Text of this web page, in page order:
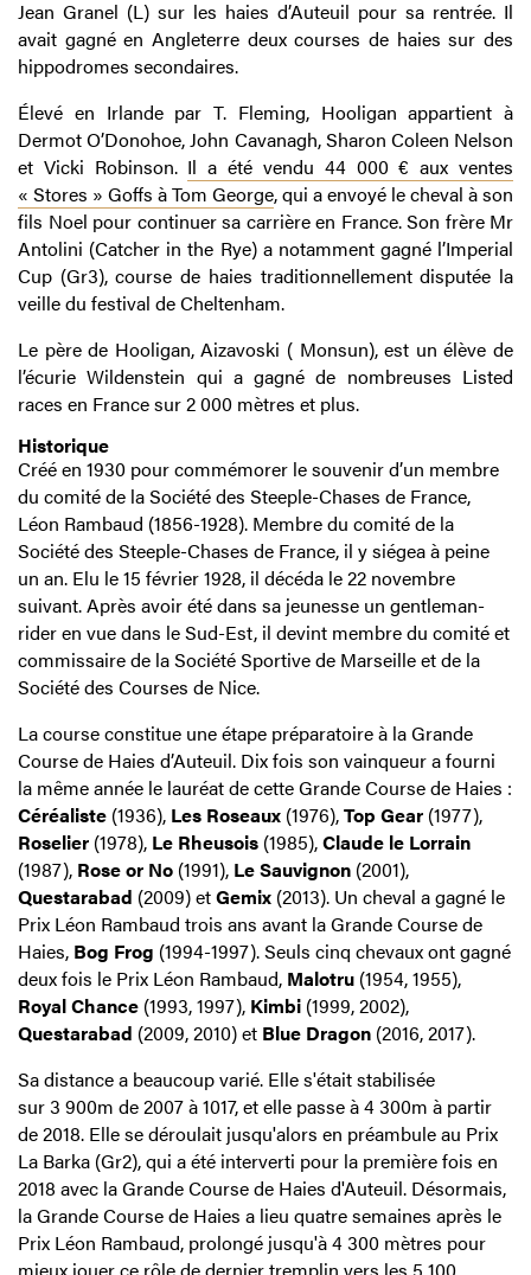
Jean Granel (L) sur les haies d’Auteuil pour sa rentrée. Il
avait gagné en Angleterre deux courses de haies sur des
hippodromes secondaires.
Élevé en Irlande par T. Fleming, Hooligan appartient à
Dermot O’Donohoe, John Cavanagh, Sharon Coleen Nelson
et Vicki Robinson. Il a été vendu 44 000 € aux ventes
« Stores » Goffs à Tom George, qui a envoyé le cheval à son
fils Noel pour continuer sa carrière en France. Son frère Mr
Antolini (Catcher in the Rye) a notamment gagné l’Imperial
Cup (Gr3), course de haies traditionnellement disputée la
veille du festival de Cheltenham.
Le père de Hooligan, Aizavoski ( Monsun), est un élève de
l’écurie Wildenstein qui a gagné de nombreuses Listed
races en France sur 2 000 mètres et plus.
Historique
Créé en 1930 pour commémorer le souvenir d’un membre
du comité de la Société des Steeple-Chases de France,
Léon Rambaud (1856-1928). Membre du comité de la
Société des Steeple-Chases de France, il y siégea à peine
un an. Elu le 15 février 1928, il décéda le 22 novembre
suivant. Après avoir été dans sa jeunesse un gentleman-
rider en vue dans le Sud-Est, il devint membre du comité et
commissaire de la Société Sportive de Marseille et de la
Société des Courses de Nice.
La course constitue une étape préparatoire à la Grande
Course de Haies d’Auteuil. Dix fois son vainqueur a fourni
la même année le lauréat de cette Grande Course de Haies :
Céréaliste (1936), Les Roseaux (1976),Top Gear (1977),
Roselier (1978), Le Rheusois (1985),Claude le Lorrain
(1987), Rose or No (1991), Le Sauvignon (2001),
Questarabad (2009) etGemix (2013). Un cheval a gagné le
Prix Léon Rambaud trois ans avant la Grande Course de
Haies, Bog Frog (1994-1997). Seuls cinq chevaux ont gagné
deux fois le Prix Léon Rambaud, Malotru (1954, 1955),
Royal Chance (1993, 1997), Kimbi (1999, 2002),
Questarabad (2009, 2010) et Blue Dragon (2016, 2017).
Sa distance a beaucoup varié. Elle s'était stabilisée
sur 3 900m de 2007 à 1017, et elle passe à 4 300m à partir
de 2018. Elle se déroulait jusqu'alors en préambule au Prix
La Barka (Gr2), qui a été interverti pour la première fois en
2018 avec la Grande Course de Haies d'Auteuil. Désormais,
la Grande Course de Haies a lieu quatre semaines après le
Prix Léon Rambaud, prolongé jusqu'à 4 300 mètres pour